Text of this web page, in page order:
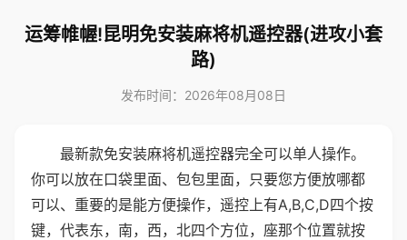
运筹帷幄!昆明免安装麻将机遥控器(进攻小套
路)
发布时间：2026年08月08日
最新款免安装麻将机遥控器完全可以单人操作。
你可以放在口袋里面、包包里面，只要您方便放哪都
可以、重要的是能方便操作，遥控上有A,B,C,D四个按
键，代表东，南，西，北四个方位，座那个位置就按